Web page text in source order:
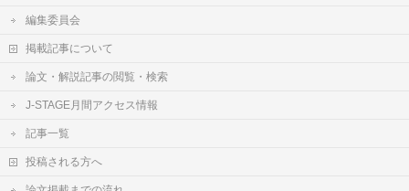
編集委員会
掲載記事について
論文・解説記事の閲覧・検索
J-STAGE月間アクセス情報
記事一覧
投稿される方へ